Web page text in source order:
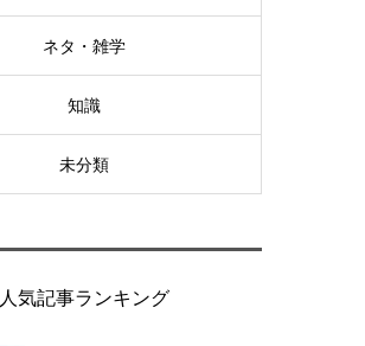
ネタ・雑学
知識
未分類
人気記事ランキング